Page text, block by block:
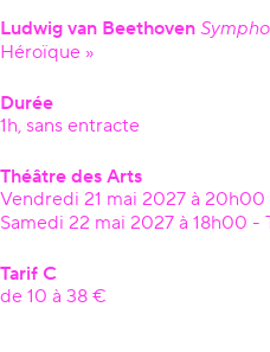
Ludwig van Beethoven
Héroïque »
Durée
1h, sans entracte
Théâtre des Arts
Vendredi 21 mai 2027 à 20h00
Samedi 22 mai 2027 à 18h00 -
Tarif C
de 10 à 38 €